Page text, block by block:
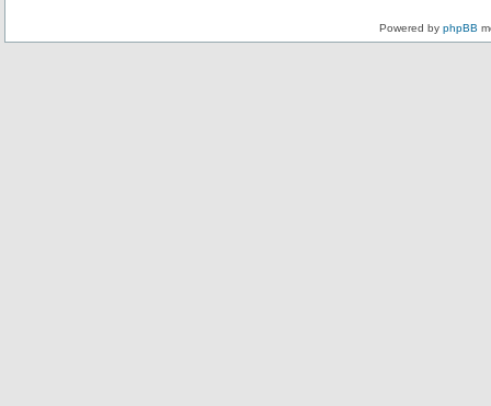
Powered by phpBB